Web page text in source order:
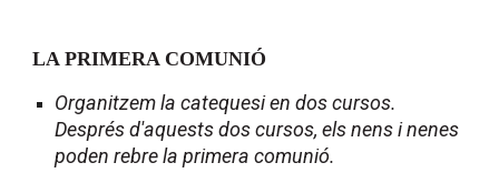
LA PRIMERA COMUNIÓ
Organitzem la catequesi en dos cursos.
Després d'aquests dos cursos, els nens i nenes
poden rebre la primera comunió.